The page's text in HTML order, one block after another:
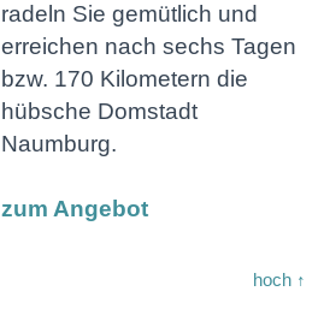
radeln Sie gemütlich und
erreichen nach sechs Tagen
bzw. 170 Kilometern die
hübsche Domstadt
Naumburg.
zum Angebot
hoch ↑